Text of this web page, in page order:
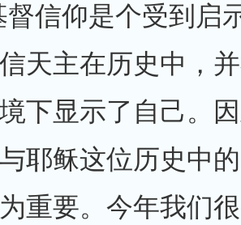
督信仰是个受到启
天主在历史中，
下显示了自己。
耶稣这位历史中
重要。今年我们